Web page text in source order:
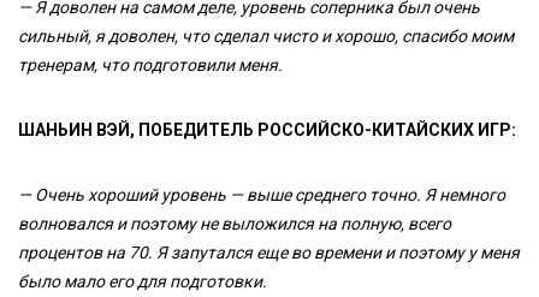
— Я доволен на самом деле, уровень соперника был очень
сильный, я доволен, что сделал чисто и хорошо, спасибо моим
тренерам, что подготовили меня.
ШАНЬИН ВЭЙ, ПОБЕДИТЕЛЬ РОССИЙСКО-КИТАЙСКИХ ИГР:
— Очень хороший уровень — выше среднего точно. Я немного
волновался и поэтому не выложился на полную, всего
процентов на 70. Я запутался еще во времени и поэтому у меня
было мало его для подготовки.